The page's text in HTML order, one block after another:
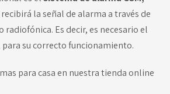
la señal de alarma a través de
radiofónica. Es decir, es necesario el
su correcto funcionamiento.
para casa en nuestra tienda online